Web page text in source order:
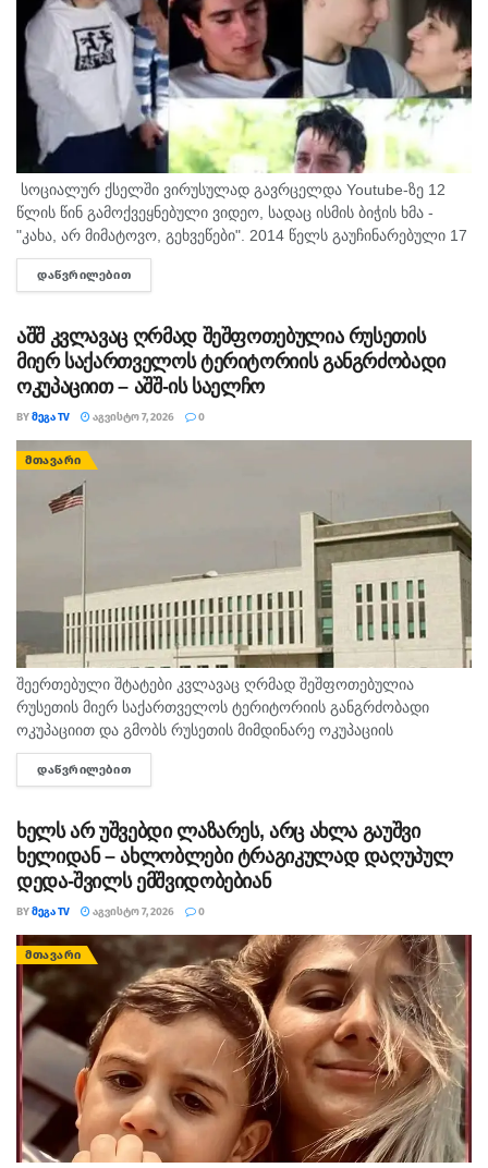
სოციალურ ქსელში ვირუსულად გავრცელდა Youtube-ზე 12
წლის წინ გამოქვეყნებული ვიდეო, სადაც ისმის ბიჭის ხმა -
"კახა, არ მიმატოვო, გეხვეწები". 2014 წელს გაუჩინარებული 17
წლის გურამ დადიანიძის დედა, სოფიო ბიბილაშვილი
აცხადებს,...
ᲓᲐᲬᲕᲠᲘᲚᲔᲑᲘᲗ
აშშ კვლავაც ღრმად შეშფოთებულია რუსეთის
მიერ საქართველოს ტერიტორიის განგრძობადი
ოკუპაციით – აშშ-ის საელჩო
BYᲛᲔᲒᲐ TV ᲐᲒᲕᲘᲡᲢᲝ 7, 2026 0
ᲛᲗᲐᲕᲐᲠᲘ
შეერთებული შტატები კვლავაც ღრმად შეშფოთებულია
რუსეთის მიერ საქართველოს ტერიტორიის განგრძობადი
ოკუპაციით და გმობს რუსეთის მიმდინარე ოკუპაციის
პირობებში მომხდარ მკვლელობებს, გატაცებებსა და სხვა
სახის ძალადობა, - ამ განცხადებით აშშ-ს საელჩო
ᲓᲐᲬᲕᲠᲘᲚᲔᲑᲘᲗ
ხელს არ უშვებდი ლაზარეს, არც ახლა გაუშვი
ხელიდან – ახლობლები ტრაგიკულად დაღუპულ
დედა-შვილს ემშვიდობებიან
BYᲛᲔᲒᲐ TV ᲐᲒᲕᲘᲡᲢᲝ 7, 2026 0
ᲛᲗᲐᲕᲐᲠᲘ